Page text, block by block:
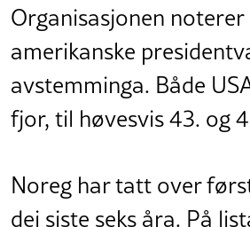
Organisasjonen
amerikanske
avstemminga. Både
fjor, til høvesvis 43. og
Noreg har tatt over
dei siste seks åra. På